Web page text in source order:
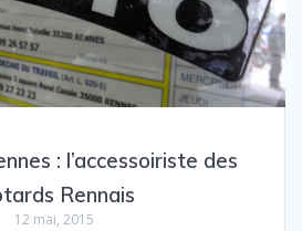
: l’accessoiriste des
Rennais
12 mai, 2015